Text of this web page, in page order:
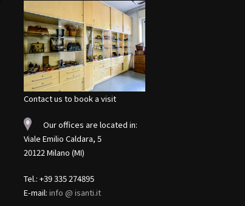
Contact us to book a visit
Our offices are located in:
Viale Emilio Caldara, 5
20122 Milano (MI)
Tel.: +39 335 274895
E-mail: info @ isanti.it